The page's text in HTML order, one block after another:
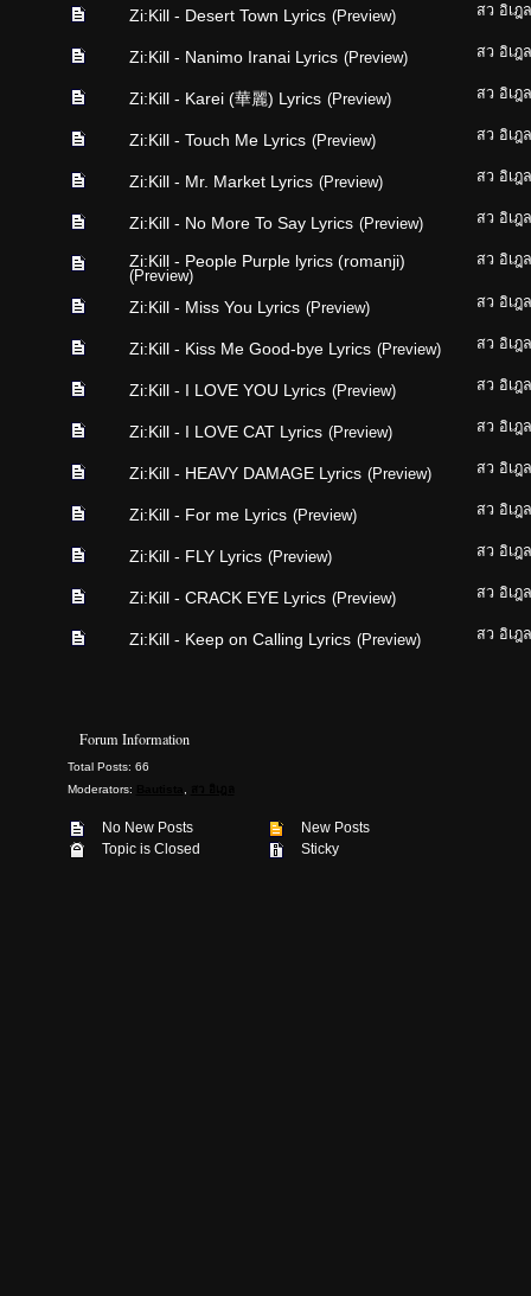
Zi:Kill - Desert Town Lyrics (Preview) สว อิเฎล
Zi:Kill - Nanimo Iranai Lyrics (Preview) สว อิเฎล
Zi:Kill - Karei (華麗) Lyrics (Preview) สว อิเฎล
Zi:Kill - Touch Me Lyrics (Preview) สว อิเฎล
Zi:Kill - Mr. Market Lyrics (Preview) สว อิเฎล
Zi:Kill - No More To Say Lyrics (Preview) สว อิเฎล
Zi:Kill - People Purple lyrics (romanji)
(Preview)
สว อิเฎล
Zi:Kill - Miss You Lyrics (Preview) สว อิเฎล
Zi:Kill - Kiss Me Good-bye Lyrics (Preview) สว อิเฎล
Zi:Kill - I LOVE YOU Lyrics (Preview) สว อิเฎล
Zi:Kill - I LOVE CAT Lyrics (Preview) สว อิเฎล
Zi:Kill - HEAVY DAMAGE Lyrics (Preview) สว อิเฎล
Zi:Kill - For me Lyrics (Preview) สว อิเฎล
Zi:Kill - FLY Lyrics (Preview) สว อิเฎล
Zi:Kill - CRACK EYE Lyrics (Preview) สว อิเฎล
Zi:Kill - Keep on Calling Lyrics (Preview) สว อิเฎล
Forum Information
Total Posts: 66
Moderators:
No New Posts
New Posts
Topic is Closed
Sticky